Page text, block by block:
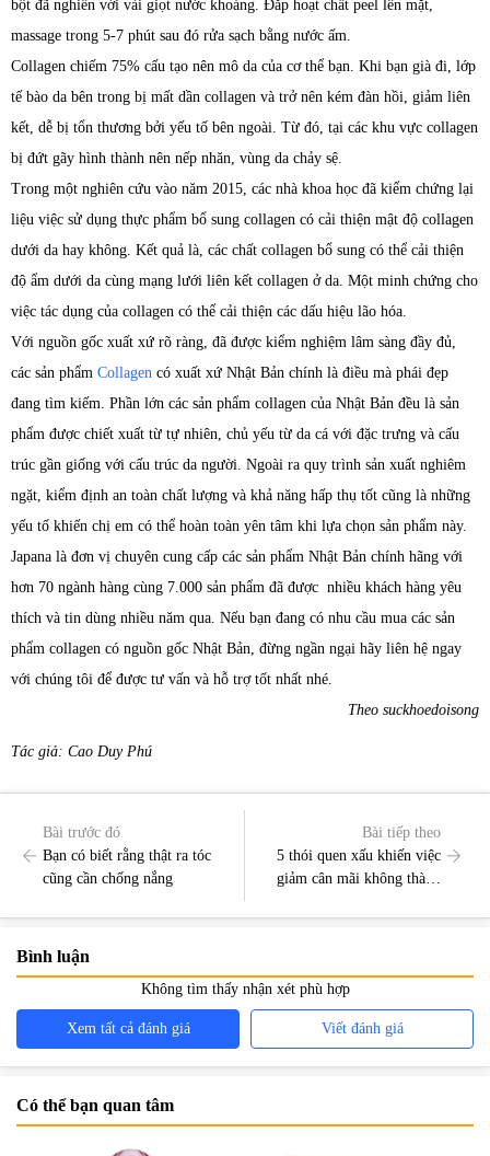
bột đã nghiền với vài giọt nước khoáng. Đắp hoạt chất peel lên mặt,
massage trong 5-7 phút sau đó rửa sạch bằng nước ấm.
Collagen chiếm 75% cấu tạo nên mô da của cơ thể bạn. Khi bạn già đi, lớp
tế bào da bên trong bị mất dần collagen và trở nên kém đàn hồi, giảm liên
kết, dễ bị tổn thương bởi yếu tố bên ngoài. Từ đó, tại các khu vực collagen
bị đứt gãy hình thành nên nếp nhăn, vùng da chảy sệ.
Trong một nghiên cứu vào năm 2015, các nhà khoa học đã kiểm chứng lại
liệu việc sử dụng thực phẩm bổ sung collagen có cải thiện mật độ collagen
dưới da hay không. Kết quả là, các chất collagen bổ sung có thể cải thiện
độ ẩm dưới da cùng mạng lưới liên kết collagen ở da. Một minh chứng cho
việc tác dụng của collagen có thể cải thiện các dấu hiệu lão hóa.
Với nguồn gốc xuất xứ rõ ràng, đã được kiểm nghiệm lâm sàng đầy đủ,
các sản phẩm Collagen có xuất xứ Nhật Bản chính là điều mà phái đẹp
đang tìm kiếm. Phần lớn các sản phẩm collagen của Nhật Bản đều là sản
phẩm được chiết xuất từ tự nhiên, chủ yếu từ da cá với đặc trưng và cấu
trúc gần giống với cấu trúc da người. Ngoài ra quy trình sản xuất nghiêm
ngặt, kiểm định an toàn chất lượng và khả năng hấp thụ tốt cũng là những
yếu tố khiến chị em có thể hoàn toàn yên tâm khi lựa chọn sản phẩm này.
Japana là đơn vị chuyên cung cấp các sản phẩm Nhật Bản chính hãng với
hơn 70 ngành hàng cùng 7.000 sản phẩm đã được nhiều khách hàng yêu
thích và tin dùng nhiều năm qua. Nếu bạn đang có nhu cầu mua các sản
phẩm collagen có nguồn gốc Nhật Bản, đừng ngần ngại hãy liên hệ ngay
với chúng tôi để được tư vấn và hỗ trợ tốt nhất nhé.
Theo suckhoedoisong
Tác giả: Cao Duy Phú
Bài trước đó
Bạn có biết rằng thật ra tóc
cũng cần chống nắng
Bài tiếp theo
5 thói quen xấu khiến việc
giảm cân mãi không thành
Bình luận
Không tìm thấy nhận xét phù hợp
Xem tất cả đánh giá Viết đánh giá
Có thể bạn quan tâm